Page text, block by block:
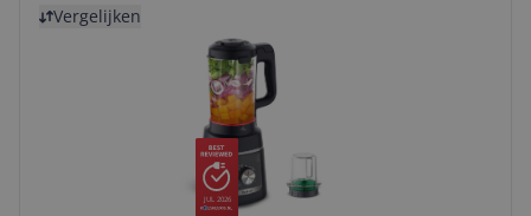
Vergelijken
JUL 2026